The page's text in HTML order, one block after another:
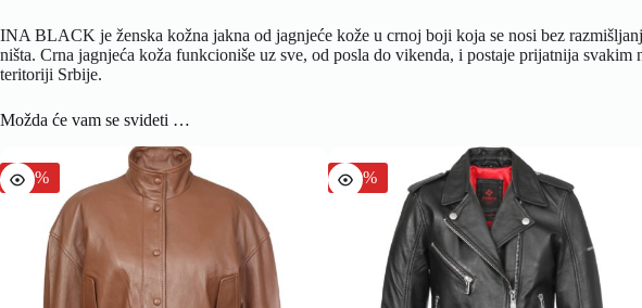
INA BLACK je ženska kožna jakna od jagnjeće kože u crnoj boji koja se nosi bez
ništa. Crna jagnjeća koža funkcioniše uz sve, od posla do vikenda, i postaje prijatnija
teritoriji Srbije.
Možda će vam se svideti …
-30% -30%